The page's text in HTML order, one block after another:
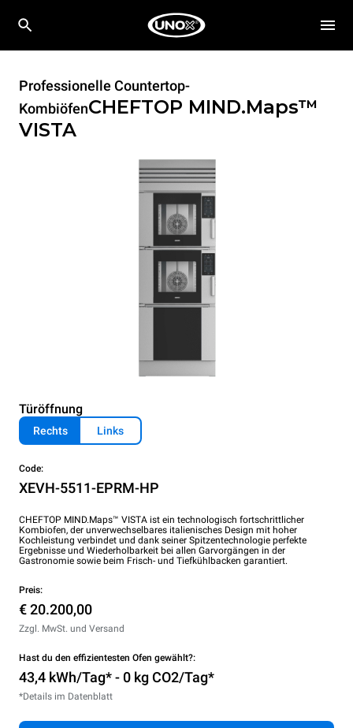
Professionelle Countertop-
KombiöfenCHEFTOP MIND.Maps™
VISTA
Türöffnung
Rechts Links
Code:
XEVH-5511-EPRM-HP
CHEFTOP MIND.Maps™ VISTA ist ein technologisch fortschrittlicher
Kombiofen, der unverwechselbares italienisches Design mit hoher
Kochleistung verbindet und dank seiner Spitzentechnologie perfekte
Ergebnisse und Wiederholbarkeit bei allen Garvorgängen in der
Gastronomie sowie beim Frisch- und Tiefkühlbacken garantiert.
Preis:
€ 20.200,00
Zzgl. MwSt. und Versand
Hast du den effizientesten Ofen gewählt?:
43,4 kWh/Tag* - 0 kg CO2/Tag*
*Details im Datenblatt